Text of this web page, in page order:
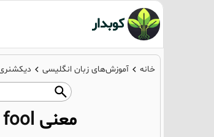
کوبدار
خانه آموزش‌های زبان انگلیسی
معنی fool